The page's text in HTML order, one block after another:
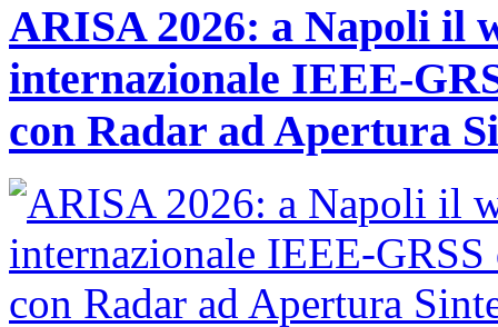
ARISA 2026: a Napoli il
internazionale IEEE-
con Radar ad Apertura